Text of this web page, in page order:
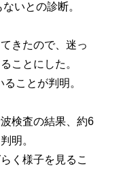
いとの診断。
きたので、迷っ
ことにした。
ことが判明。
検査の結果、約6
明。
く様子を見るこ